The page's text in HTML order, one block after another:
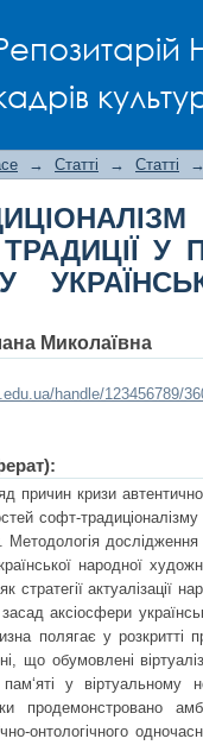
КУЛЬТУРИ
→ Статті → Статті →
У
Миколаївна
handle/123456789/
причин кризи
софт-традиціоналізму
Методологія
народної
стратегії актуалізації
аксіосфери
полягає у розкритті
що обумовлені
пам‘яті у
продемонстровано
онтологічного